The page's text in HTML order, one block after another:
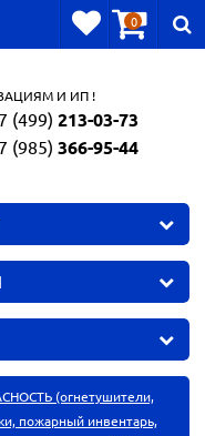
0
И ИП !
(499) 213-03-73
(985) 366-95-44
(огнетушители,
пожарный инвентарь,